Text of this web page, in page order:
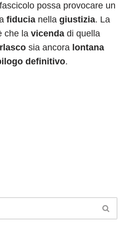
possa provocare un
fiducia nella giustizia. La
che la vicenda di quella
sia ancora lontana
definitivo.